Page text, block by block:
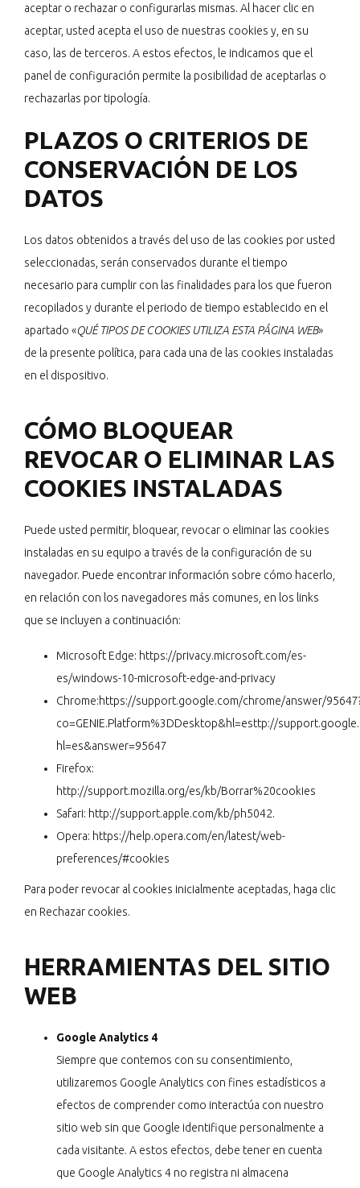
aceptar o rechazar o configurarlas mismas. Al hacer clic en
aceptar, usted acepta el uso de nuestras cookies y, en su
caso, las de terceros. A estos efectos, le indicamos que el
panel de configuración permite la posibilidad de aceptarlas o
rechazarlas por tipología.
PLAZOS O CRITERIOS DE
CONSERVACIÓN DE LOS
DATOS
Los datos obtenidos a través del uso de las cookies por usted
seleccionadas, serán conservados durante el tiempo
necesario para cumplir con las finalidades para los que fueron
recopilados y durante el periodo de tiempo establecido en el
apartado «QUÉ TIPOS DE COOKIES UTILIZA ESTA PÁGINA WEB»
de la presente política, para cada una de las cookies instaladas
en el dispositivo.
CÓMO BLOQUEAR
REVOCAR O ELIMINAR LAS
COOKIES INSTALADAS
Puede usted permitir, bloquear, revocar o eliminar las cookies
instaladas en su equipo a través de la configuración de su
navegador. Puede encontrar información sobre cómo hacerlo,
en relación con los navegadores más comunes, en los links
que se incluyen a continuación:
Microsoft Edge: https://privacy.microsoft.com/es-
es/windows-10-microsoft-edge-and-privacy
Chrome:https://support.google.com/chrome/answer/
co=GENIE.Platform%3DDesktop&hl=esttp://
hl=es&answer=95647
Firefox:
http://support.mozilla.org/es/kb/Borrar%20cookies
Safari: http://support.apple.com/kb/ph5042.
Opera: https://help.opera.com/en/latest/web-
preferences/#cookies
Para poder revocar al cookies inicialmente aceptadas, haga clic
en Rechazar cookies.
HERRAMIENTAS DEL SITIO
WEB
Google Analytics 4
Siempre que contemos con su consentimiento,
utilizaremos Google Analytics con fines estadísticos a
efectos de comprender como interactúa con nuestro
sitio web sin que Google identifique personalmente a
cada visitante. A estos efectos, debe tener en cuenta
que Google Analytics 4 no registra ni almacena